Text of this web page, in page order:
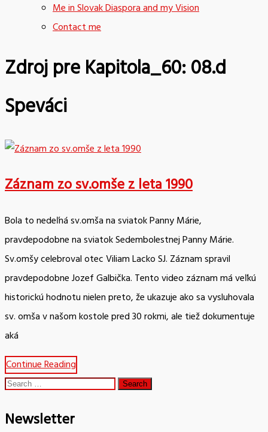
Me in Slovak Diaspora and my Vision
Contact me
Zdroj pre Kapitola_60:08.d
Speváci
Záznam zo sv.omše z leta 1990
Bola to nedeľná sv.omša na sviatok Panny Márie,
pravdepodobne na sviatok Sedembolestnej Panny Márie.
Sv.omšy celebroval otec Viliam Lacko SJ. Záznam spravil
pravdepodobne Jozef Galbička. Tento video záznam má veľkú
historickú hodnotu nielen preto, že ukazuje ako sa vysluhovala
sv. omša v našom kostole pred 30 rokmi, ale tiež dokumentuje
aká
Continue Reading
Search
Newsletter